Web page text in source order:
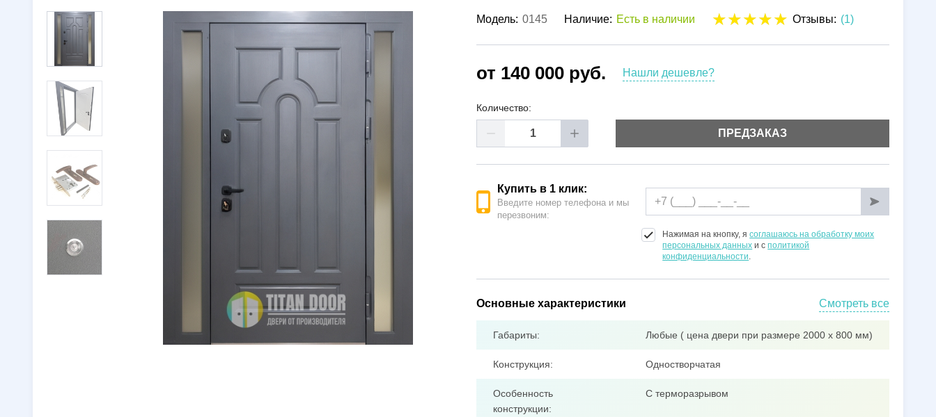
Двери с ковкой
Двери со стеклом
Двустворчатые двери
Тамбурные двери
Установка
Модель: 0145 Наличие: Есть в наличии Отзывы: (1)
от 140 000 руб. Нашли дешевле?
Количество:
ПРЕДЗАКАЗ
Купить в 1 клик:
Введите номер телефона и мы
перезвоним:
Нажимая на кнопку, ясоглашаюсь на обработку моих
персональных данных и сполитикой
конфиденциальности.
Основные характеристики Смотреть все
Габариты: Любые ( цена двери при размере 2000 х 800 мм)
Конструкция: Одностворчатая
Особенность
конструкции:
С терморазрывом